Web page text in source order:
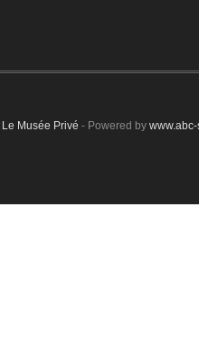
Le Musée Privé - Powered by